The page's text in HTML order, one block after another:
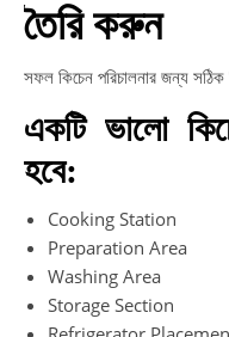
তৈরি করুন
সফল কিচেন পরিচালনার জন্য
একটি ভালো
হবে:
Cooking Station
Preparation Area
Washing Area
Storage Section